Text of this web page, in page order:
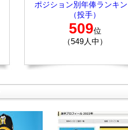
ポジション別年俸ランキ
（投手）
509位
（549人中）